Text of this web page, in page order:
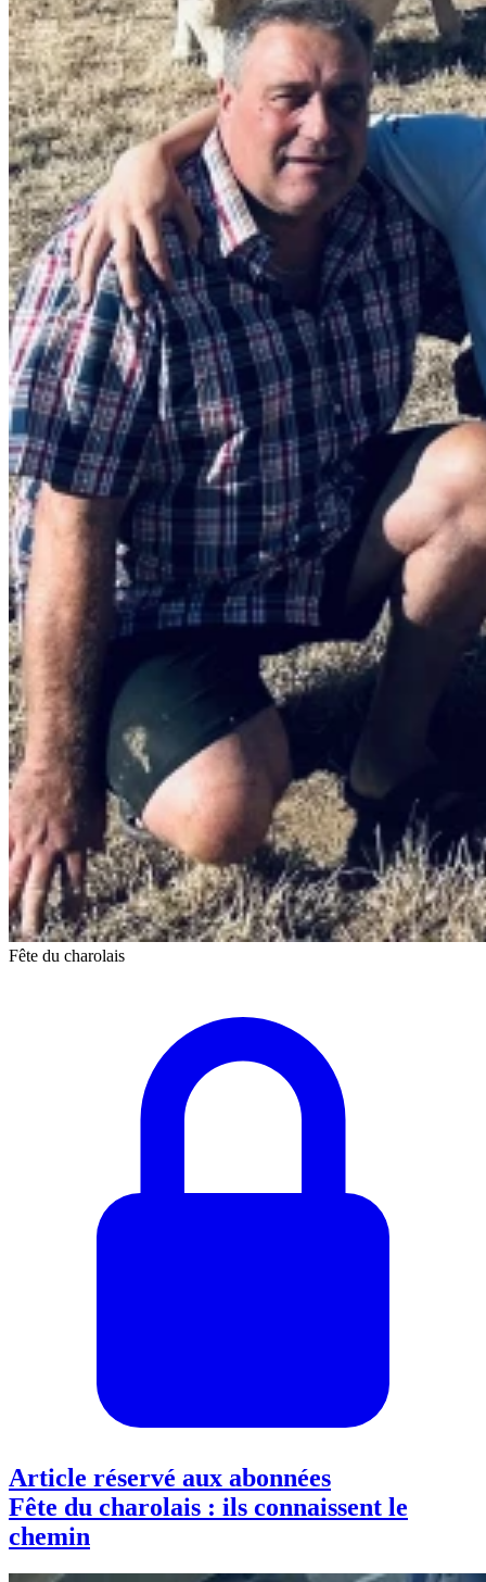
Fête du charolais
Article réservé aux abonnées
Fête du charolais : ils connaissent le
chemin